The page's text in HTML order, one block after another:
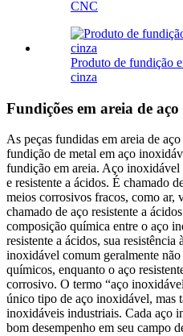
CNC
Produto de fundição
cinza
Fundições em areia de
As peças fundidas em areia de
fundição de metal em aço
fundição em areia. Aço
e resistente a ácidos. É chamado
meios corrosivos fracos, como ar,
chamado de aço resistente a
composição química entre o aço
resistente a ácidos, sua
inoxidável comum geralmente
químicos, enquanto o aço
corrosivo. O termo “aço
único tipo de aço inoxidável, mas
inoxidáveis ​​industriais. Cada aço
bom desempenho em seu campo